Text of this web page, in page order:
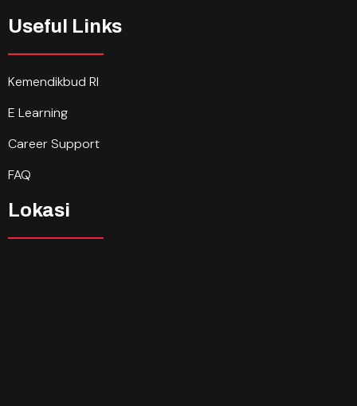
Useful Links
Kemendikbud RI
E Learning
Career Support
FAQ
Lokasi